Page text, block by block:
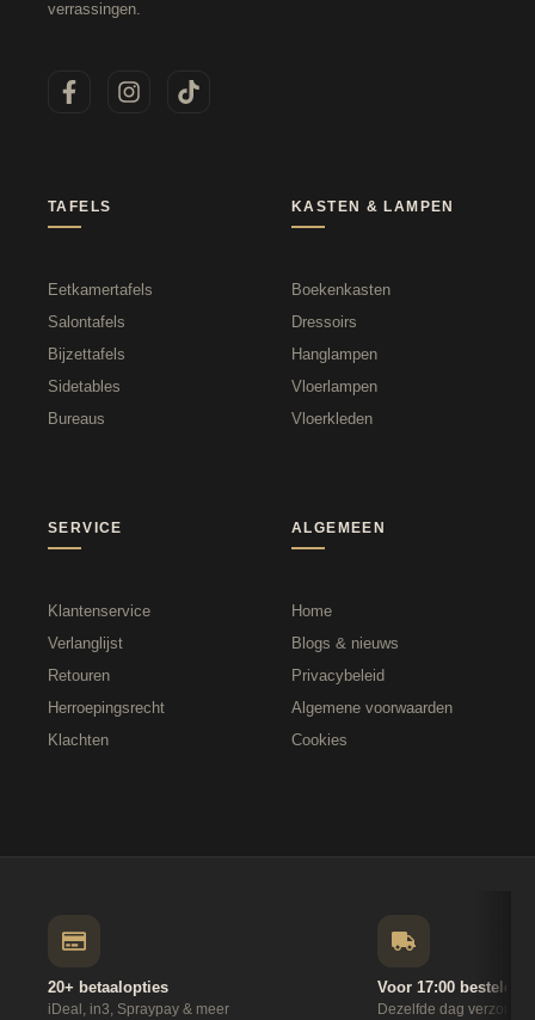
verrassingen.
TAFELS
Eetkamertafels
Salontafels
Bijzettafels
Sidetables
Bureaus
KASTEN & LAMPEN
Boekenkasten
Dressoirs
Hanglampen
Vloerlampen
Vloerkleden
SERVICE
Klantenservice
Verlanglijst
Retouren
Herroepingsrecht
Klachten
ALGEMEEN
Home
Blogs & nieuws
Privacybeleid
Algemene voorwaarden
Cookies
20+ betaalopties
iDeal, in3, Spraypay & meer
Voor 17:00 besteld
Dezelfde dag